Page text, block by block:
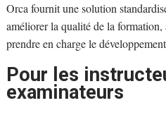
Orca fournit une solution
améliorer la qualité de la
prendre en charge le
Pour les
examinateurs